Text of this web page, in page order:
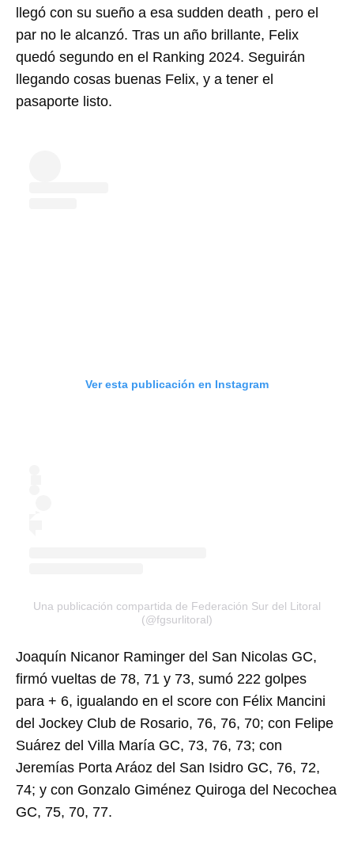
llegó con su sueño a esa sudden death , pero el
par no le alcanzó. Tras un año brillante, Felix
quedó segundo en el Ranking 2024. Seguirán
llegando cosas buenas Felix, y a tener el
pasaporte listo.
Ver esta publicación en Instagram
Una publicación compartida de Federación Sur del Litoral
(@fgsurlitoral)
Joaquín Nicanor Raminger del San Nicolas GC,
firmó vueltas de 78, 71 y 73, sumó 222 golpes
para + 6, igualando en el score con Félix Mancini
del Jockey Club de Rosario, 76, 76, 70; con Felipe
Suárez del Villa María GC, 73, 76, 73; con
Jeremías Porta Aráoz del San Isidro GC, 76, 72,
74; y con Gonzalo Giménez Quiroga del Necochea
GC, 75, 70, 77.